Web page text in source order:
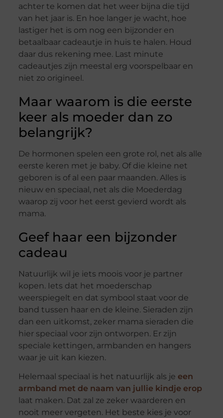
achter te komen dat het weer bijna die tijd
van het jaar is. En hoe langer je wacht, hoe
lastiger het is om nog een bijzonder en
betaalbaar cadeautje in huis te halen. Houd
daar dus rekening mee. Last minute
cadeautjes zijn meestal erg voorspelbaar en
niet zo origineel.
Maar waarom is die eerste
keer als moeder dan zo
belangrijk?
De hormonen spelen een grote rol, net als alle
eerste keren met je baby. Of die kleine net
geboren is of al een paar maanden. Alles is
nieuw en speciaal, net als die Moederdag
waarop zij voor het eerst gevierd wordt als
mama.
Geef haar een bijzonder
cadeau
Natuurlijk wil je iets moois voor je partner
kopen. Iets dat het moederschap
weerspiegelt en dat symbool staat voor de
band tussen haar en de kleine. Sieraden zijn
dan een uitkomst, zeker mama sieraden die
hier speciaal voor zijn ontworpen. Er zijn
speciale kettingen, armbanden en hangers
waar je uit kan kiezen.
Helemaal speciaal is het natuurlijk als je een
armband met de naam van jullie kindje erop
laat maken. Dat zal ze zeker waarderen en
nooit meer vergeten. Het beste kies je voor